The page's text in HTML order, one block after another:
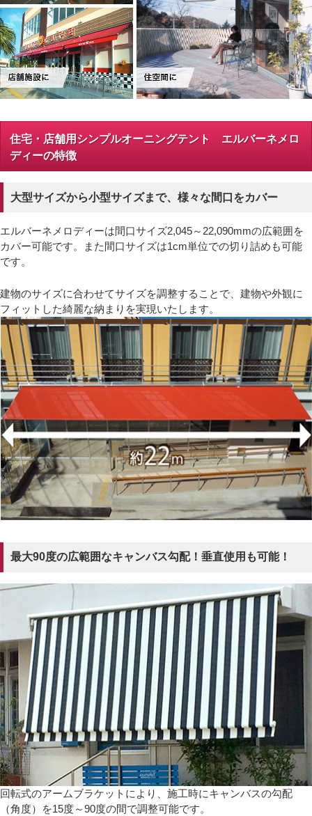
住宅・店舗用シンプルオーニングテント エルバーネメロ
ディーの特徴
大型サイズから小型サイズまで、様々な間口をカバー
エルバーネメロディーは間口サイズ2,045～22,090mmの広範囲を
カバー可能です。また間口サイズは1cm単位での切り詰めも可能
です。
建物のサイズに合わせてサイズを調整することで、建物や外観に
フィットした綺麗な納まりを実現いたします。
最大90度の広範囲なキャンバス勾配！垂直使用も可能！
回転式のアームブラケットにより、施工時にキャンバスの勾配
（角度）を15度～90度の間で調整可能です。